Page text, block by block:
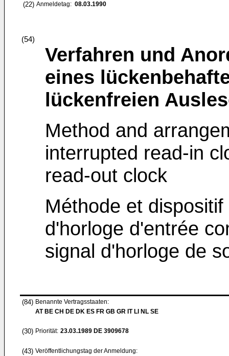
(22) Anmeldetag: 08.03.1990
(54)
Verfahren und
eines
lückenfreien
Method and
interrupted read-in
read-out clock
Méthode et
d'horloge d'entrée
signal d'horloge de
(84) Benannte Vertragsstaaten:
AT BE CH DE DK ES FR GB GR IT LI NL SE
(30) Priorität: 23.03.1989 DE 3909678
(43) Veröffentlichungstag der Anmeldung: